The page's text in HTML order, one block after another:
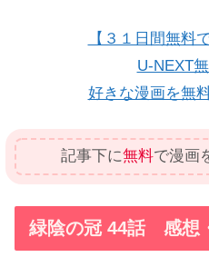
【３１日間無料
U-NEXT
好きな漫画を無
記事下に無料で漫画
緑陰の冠 44話 感想